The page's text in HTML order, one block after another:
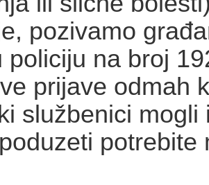
pozivamo
policiju na broj
prijave odmah
službenici mogli
potrebite